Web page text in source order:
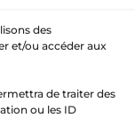
des
et/ou accéder aux
de traiter des
ou les ID